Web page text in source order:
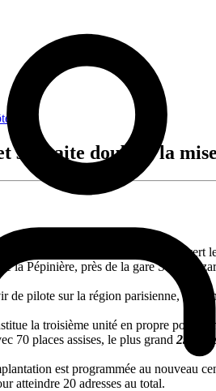
souhaite doubler la
du
a ouvert
la Pépinière, près de la gare Saint-
de pilote sur la région parisienne, et
la troisième unité en propre pour
70 places assises, le plus grand 231
est programmée au nouveau
atteindre 20 adresses au total.